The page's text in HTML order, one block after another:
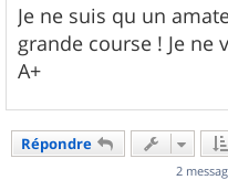
Je ne suis qu un
grande course ! Je ne
A+
Répondre
2